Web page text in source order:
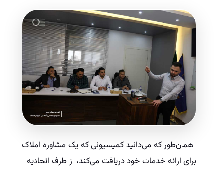
همان‌طور که می‌دانید کمیسیونی که یک مشاوره املاک
برای ارائه خدمات خود دریافت می‌کند، از طرف اتحادیه